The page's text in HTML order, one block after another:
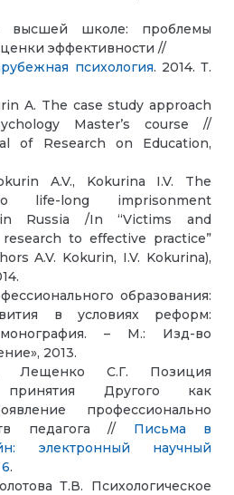
школе: проблемы
эффективности //
психология. 2014. Т.
A. The case study approach
Master’s course //
of Research on Education,
A.V., Kokurina I.V. The
life-long imprisonment
in Russia /In “Victims and
to effective practice”
A.V. Kokurin, I.V. Kokurina),
образования:
в условиях реформ:
монография. – М.: Изд-во
2013.
Лещенко С.Г. Позиция
принятия Другого как
профессионально
педагога // Письма в
электронный научный
.
Т.В. Психологическое